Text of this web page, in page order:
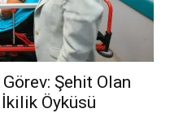
Şehit Olan
İkilik Öyküsü